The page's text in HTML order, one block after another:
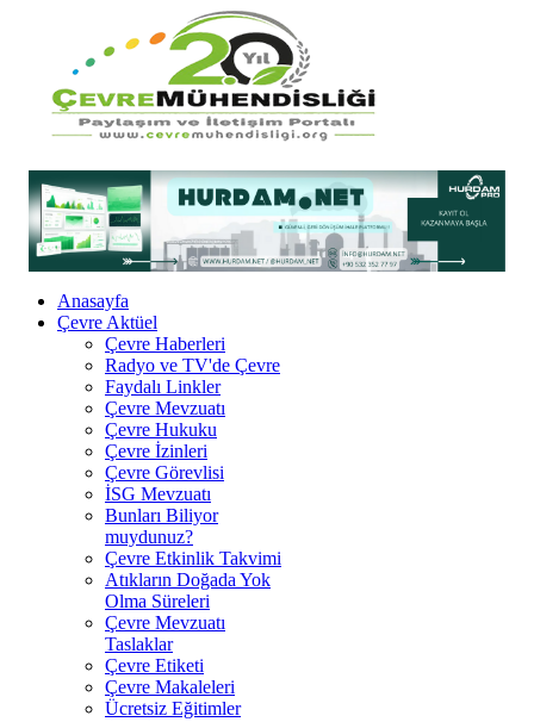
Anasayfa
Çevre Aktüel
Çevre Haberleri
Radyo ve TV'de Çevre
Faydalı Linkler
Çevre Mevzuatı
Çevre Hukuku
Çevre İzinleri
Çevre Görevlisi
İSG Mevzuatı
Bunları Biliyor
muydunuz?
Çevre Etkinlik Takvimi
Atıkların Doğada Yok
Olma Süreleri
Çevre Mevzuatı
Taslaklar
Çevre Etiketi
Çevre Makaleleri
Ücretsiz Eğitimler